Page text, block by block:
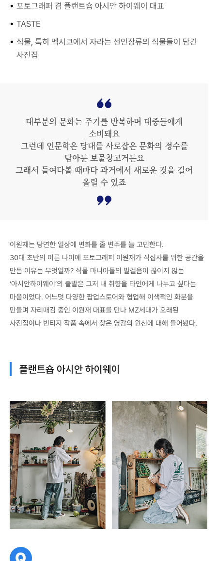
포토그래퍼 겸 플랜트숍 아시안 하이웨이 대표
TASTE
식물, 특히 멕시코에서 자라는 선인장류의 식물들이 담긴
사진집
대부분의 문화는 주기를 반복하며 대중들에게
소비돼요
그런데 인문학은 당대를 사로잡은 문화의 정수를
담아둔 보물창고거든요
그래서 들여다볼 때마다 과거에서 새로운 것을 길어
올릴 수 있죠
이원재는 당연한 일상에 변화를 줄 변주를 늘 고민한다.
30대 초반의 이른 나이에 포토그래퍼 이원재가 식집사를 위한 공간을
만든 이유는 무엇일까? 식물 마니아들의 발걸음이 끊이지 않는
‘아시안하이웨이’의 출발은 그저 내 취향을 타인에게 나누고 싶다는
마음이었다. 어느덧 다양한 팝업스토어와 협업해 이색적인 화분을
만들며 자리매김 중인 이원재 대표를 만나 MZ세대가 오래된
사진집이나 빈티지 작품 속에서 찾은 영감의 원천에 대해 들어봤다.
플랜트숍 아시안 하이웨이
질